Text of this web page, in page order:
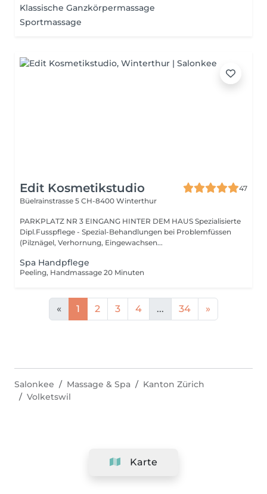
Klassische Ganzkörpermassage
Sportmassage
Edit Kosmetikstudio
47
Büelrainstrasse 5 CH-8400 Winterthur
PARKPLATZ NR 3 EINGANG HINTER DEM HAUS Spezialisierte
Dipl.Fusspflege - Spezial-Behandlungen bei Problemfüssen
(Pilznägel, Verhornung, Eingewachsen...
Spa Handpflege
Peeling, Handmassage 20 Minuten
« 1 2 3 4 ... 34 »
Karte
Salonkee Massage & Spa
Kanton Zürich
Volketswil